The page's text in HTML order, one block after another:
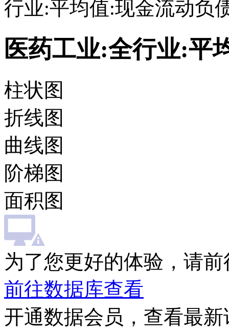
行业:平均值:现金流动负
医药工业:全行业:平
柱状图
折线图
曲线图
阶梯图
面积图
为了您更好的体验，请
前往数据库查看
开通数据会员，查看最